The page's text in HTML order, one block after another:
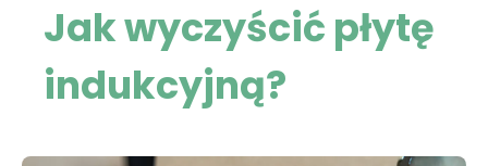
Jak wyczyścić płytę
indukcyjną?